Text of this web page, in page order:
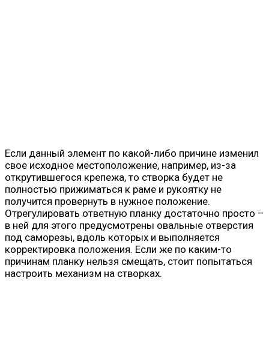
Если данный элемент по какой-либо причине изменил
свое исходное местоположение, например, из-за
открутившегося крепежа, то створка будет не
полностью прижиматься к раме и рукоятку не
получится провернуть в нужное положение.
Отрегулировать ответную планку достаточно просто –
в ней для этого предусмотрены овальные отверстия
под саморезы, вдоль которых и выполняется
корректировка положения. Если же по каким-то
причинам планку нельзя смещать, стоит попытаться
настроить механизм на створках.